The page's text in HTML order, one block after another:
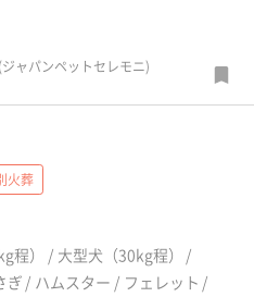
(ジャパンペットセレモニ)
火葬
程）
大型犬（30kg程）
ぎ ハムスター
フェレット